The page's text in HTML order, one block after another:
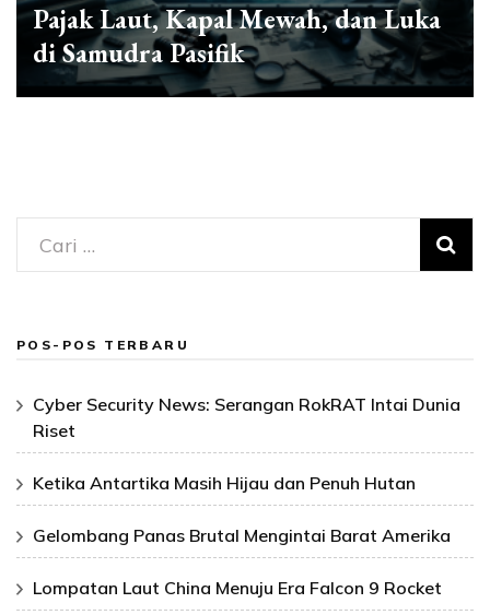
Pajak Laut, Kapal Mewah, dan Luka
di Samudra Pasifik
Cari
untuk:
POS-POS TERBARU
Cyber Security News: Serangan RokRAT Intai Dunia
Riset
Ketika Antartika Masih Hijau dan Penuh Hutan
Gelombang Panas Brutal Mengintai Barat Amerika
Lompatan Laut China Menuju Era Falcon 9 Rocket